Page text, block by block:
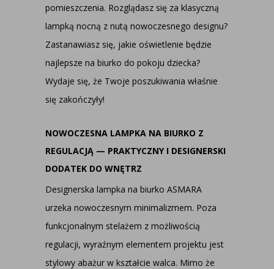
pomieszczenia. Rozglądasz się za klasyczną
lampką nocną z nutą nowoczesnego designu?
Zastanawiasz się, jakie oświetlenie będzie
najlepsze na biurko do pokoju dziecka?
Wydaje się, że Twoje poszukiwania właśnie
się zakończyły!
NOWOCZESNA LAMPKA NA BIURKO Z
REGULACJĄ — PRAKTYCZNY I DESIGNERSKI
DODATEK DO WNĘTRZ
Designerska lampka na biurko ASMARA
urzeka nowoczesnym minimalizmem. Poza
funkcjonalnym stelażem z możliwością
regulacji, wyraźnym elementem projektu jest
stylowy abażur w kształcie walca. Mimo że